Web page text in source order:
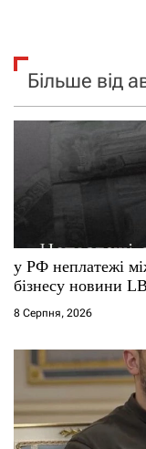
Більше від
у РФ неплатежі
бізнесу новини
8 Серпня, 2026